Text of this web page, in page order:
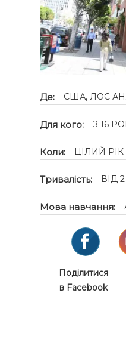
Де: США, ЛОС
Для кого: З 16
Коли: ЦІЛИЙ РІК
Тривалість: ВІД
Мова навчання:
Поділитися
в Facebook